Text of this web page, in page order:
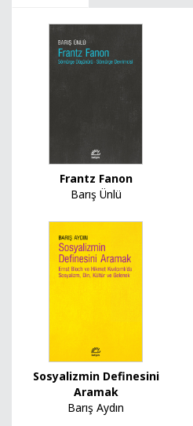
Frantz Fanon
Barış Ünlü
Sosyalizmin Definesini
Aramak
Barış Aydın